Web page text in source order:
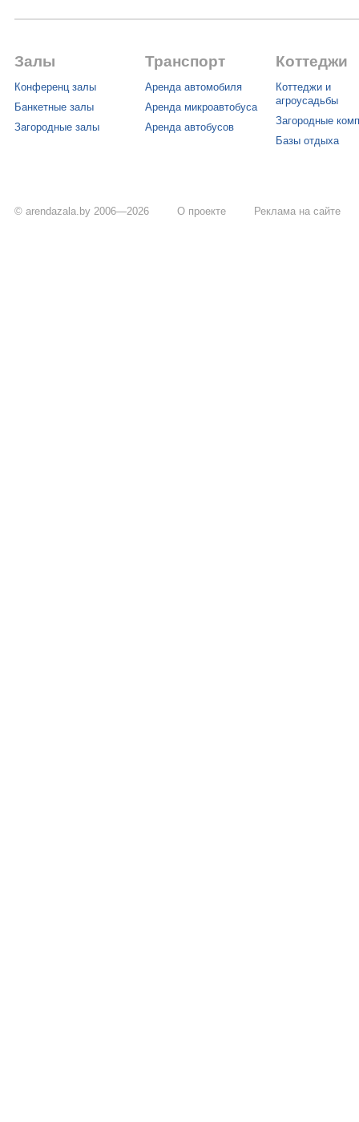
Залы
Конференц залы
Банкетные залы
Загородные залы
Транспорт
Аренда автомобиля
Аренда микроавтобуса
Аренда автобусов
Коттеджи
Коттеджи и
агроусадьбы
Загородные
Базы отдыха
© arendazala.by 2006—2026 О проекте Реклама на сайте